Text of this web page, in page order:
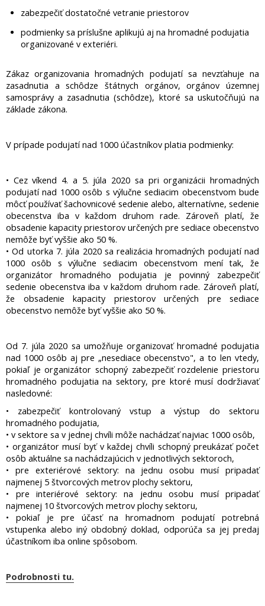
zabezpečiť dostatočné vetranie priestorov
podmienky sa príslušne aplikujú aj na hromadné podujatia
organizované v exteriéri.
Zákaz organizovania hromadných podujatí sa nevzťahuje na
zasadnutia a schôdze štátnych orgánov, orgánov územnej
samosprávy a zasadnutia (schôdze), ktoré sa uskutočňujú na
základe zákona.
V prípade podujatí nad 1000 účastníkov platia podmienky:
• Cez víkend 4. a 5. júla 2020 sa pri organizácii hromadných
podujatí nad 1000 osôb s výlučne sediacim obecenstvom bude
môcť používať šachovnicové sedenie alebo, alternatívne, sedenie
obecenstva iba v každom druhom rade. Zároveň platí, že
obsadenie kapacity priestorov určených pre sediace obecenstvo
nemôže byť vyššie ako 50 %.
• Od utorka 7. júla 2020 sa realizácia hromadných podujatí nad
1000 osôb s výlučne sediacim obecenstvom mení tak, že
organizátor hromadného podujatia je povinný zabezpečiť
sedenie obecenstva iba v každom druhom rade. Zároveň platí,
že obsadenie kapacity priestorov určených pre sediace
obecenstvo nemôže byť vyššie ako 50 %.
Od 7. júla 2020 sa umožňuje organizovať hromadné podujatia
nad 1000 osôb aj pre „nesediace obecenstvo", a to len vtedy,
pokiaľ je organizátor schopný zabezpečiť rozdelenie priestoru
hromadného podujatia na sektory, pre ktoré musí dodržiavať
nasledovné:
• zabezpečiť kontrolovaný vstup a výstup do sektoru
hromadného podujatia,
• v sektore sa v jednej chvíli môže nachádzať najviac 1000 osôb,
• organizátor musí byť v každej chvíli schopný preukázať počet
osôb aktuálne sa nachádzajúcich v jednotlivých sektoroch,
• pre exteriérové sektory: na jednu osobu musí pripadať
najmenej 5 štvorcových metrov plochy sektoru,
• pre interiérové sektory: na jednu osobu musí pripadať
najmenej 10 štvorcových metrov plochy sektoru,
• pokiaľ je pre účasť na hromadnom podujatí potrebná
vstupenka alebo iný obdobný doklad, odporúča sa jej predaj
účastníkom iba online spôsobom.
Podrobnosti tu.